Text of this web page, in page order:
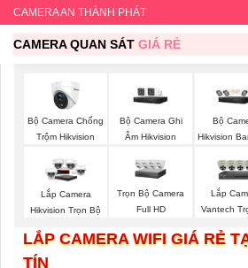
CAMERA AN THÀNH PHÁT
CAMERA QUAN SÁT GIÁ RẺ
Bộ Camera Chống
Trộm Hikvision
Bộ Camera Ghi
Âm Hikvision
Bộ
Hikvision
Lắp Camera
Hikvision Trọn Bộ
Trọn Bộ Camera
Full HD
Lắp
Vantech
LẮP CAMERA WIFI GIÁ RẺ
TÍN